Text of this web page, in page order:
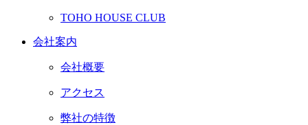
TOHO HOUSE CLUB
会社案内
会社概要
アクセス
弊社の特徴